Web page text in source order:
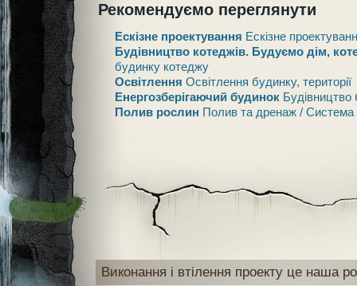
Рекомендуємо переглянути
Ескізне проектування Ескізне
Будівництво котеджів. Будуємо дім,
будинку котеджу
Освітлення Освітлення будинку, території
Енергозберігаючий будинок
Полив рослин Полив та дренаж / Система
Виконання і втілення проекту це наша